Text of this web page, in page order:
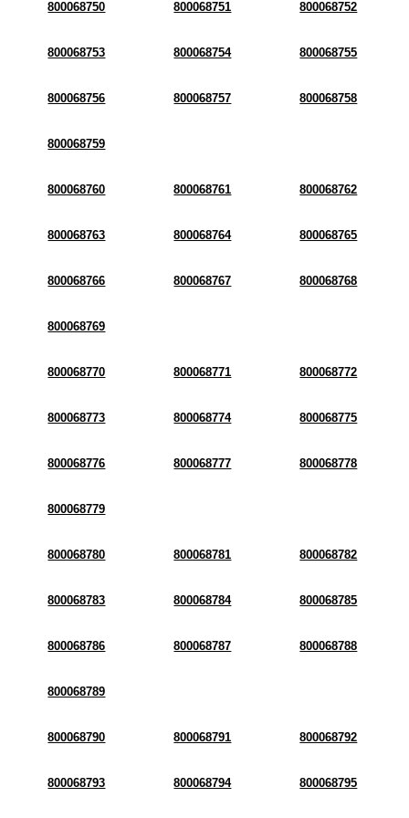
800068750 800068751 800068752
800068753 800068754 800068755
800068756 800068757 800068758
800068759
800068760 800068761 800068762
800068763 800068764 800068765
800068766 800068767 800068768
800068769
800068770 800068771 800068772
800068773 800068774 800068775
800068776 800068777 800068778
800068779
800068780 800068781 800068782
800068783 800068784 800068785
800068786 800068787 800068788
800068789
800068790 800068791 800068792
800068793 800068794 800068795